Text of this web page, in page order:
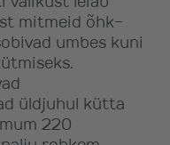
mitmeid õhk-
umbes kuni
üldjuhul kütta
220